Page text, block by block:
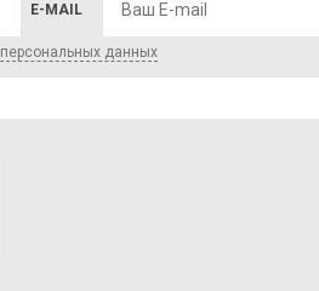
E-MAIL
персональных данных